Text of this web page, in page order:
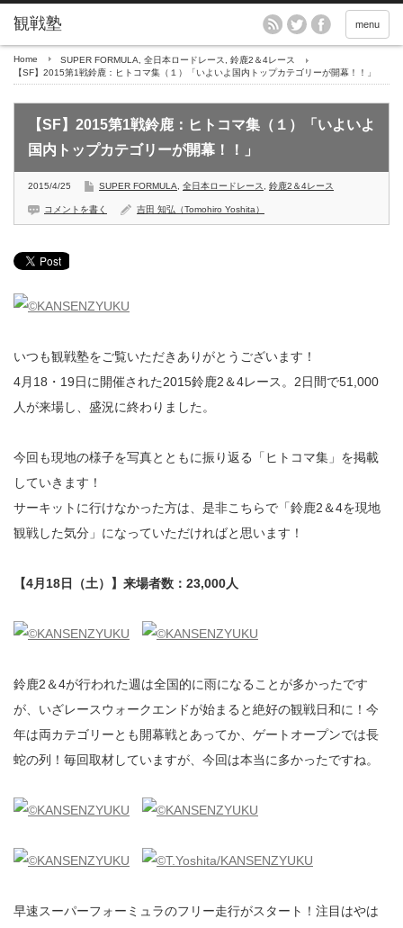
menu
Home SUPER FORMULA 全日本ロードレース
鈴鹿2＆4レース
【SF】2015第1戦鈴鹿：ヒトコマ集（１）「いよいよ国内トップカテゴリーが開幕！！」
【SF】2015第1戦鈴鹿：ヒトコマ集（１）「いよいよ
国内トップカテゴリーが開幕！！」
2015/4/25 SUPER FORMULA 全日本ロードレース 鈴鹿2＆4レース
コメントを書く 吉田 知弘（Tomohiro Yoshita）
いつも観戦塾をご覧いただきありがとうございます！
4月18・19日に開催された2015鈴鹿2＆4レース。2日間で51,000
人が来場し、盛況に終わりました。
今回も現地の様子を写真とともに振り返る「ヒトコマ集」を掲載
していきます！
サーキットに行けなかった方は、是非こちらで「鈴鹿2＆4を現地
観戦した気分」になっていただければと思います！
【4月18日（土）】来場者数：23,000人
鈴鹿2＆4が行われた週は全国的に雨になることが多かったです
が、いざレースウォークエンドが始まると絶好の観戦日和に！今
年は両カテゴリーとも開幕戦とあってか、ゲートオープンでは長
蛇の列！毎回取材していますが、今回は本当に多かったですね。
早速スーパーフォーミュラのフリー走行がスタート！注目はやは